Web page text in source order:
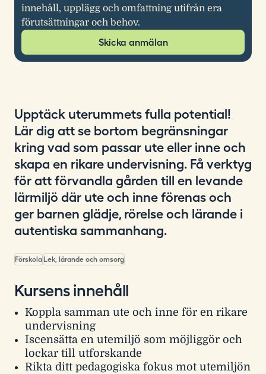
Upptäck uterummets fulla potential!
Lär dig att se bortom begränsningar
kring vad som passar ute eller inne och
skapa en rikare undervisning. Få verktyg
för att förvandla gården till en levande
lärmiljö där ute och inne förenas och
ger barnen glädje, rörelse och lärande i
autentiska sammanhang.
Förskola Lek, lärande och omsorg
Kursens innehåll
Koppla samman ute och inne för en rikare
undervisning
Iscensätta en utemiljö som möjliggör och
lockar till utforskande
Rikta ditt pedagogiska fokus mot utemiljön
innehåll, upplägg och omfattning utifrån era
förutsättningar och behov.
Skicka anmälan